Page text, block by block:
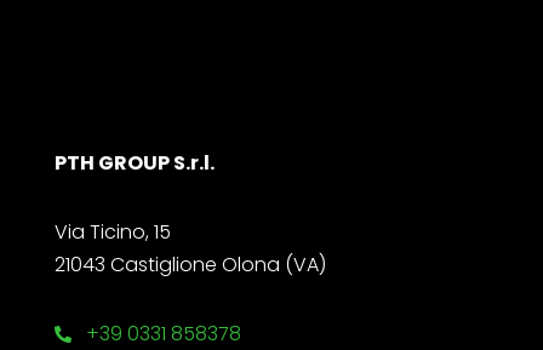
PTH GROUP S.r.l.
Via Ticino, 15
21043 Castiglione Olona (VA)
 +39 0331 858378